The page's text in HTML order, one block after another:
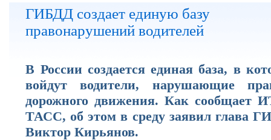
ГИБДД создает единую базу
правонарушений водителей
В России создается единая база, в
войдут водители, нарушающие
дорожного движения. Как сообщает
ТАСС, об этом в среду заявил глава
Виктор Кирьянов.